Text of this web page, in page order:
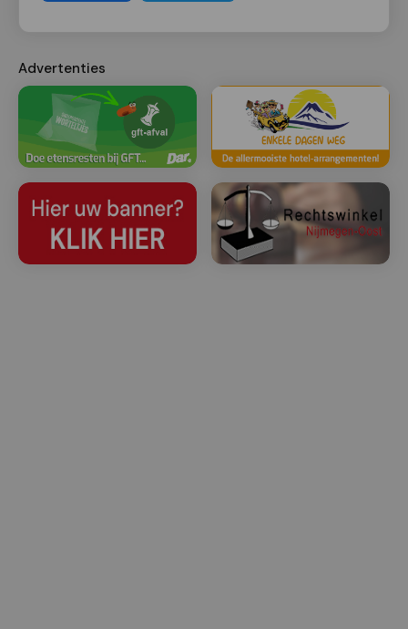
Advertenties